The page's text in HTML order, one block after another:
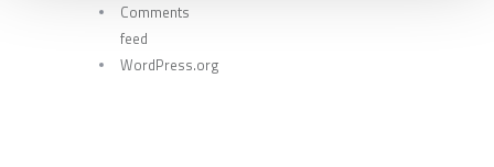
Comments
feed
WordPress.org